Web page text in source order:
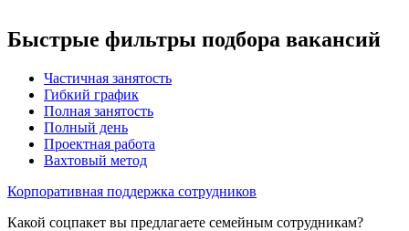
Быстрые фильтры подбора вакансий
Частичная занятость
Гибкий график
Полная занятость
Полный день
Проектная работа
Вахтовый метод
Корпоративная поддержка сотрудников
Какой соцпакет вы предлагаете семейным сотрудникам?